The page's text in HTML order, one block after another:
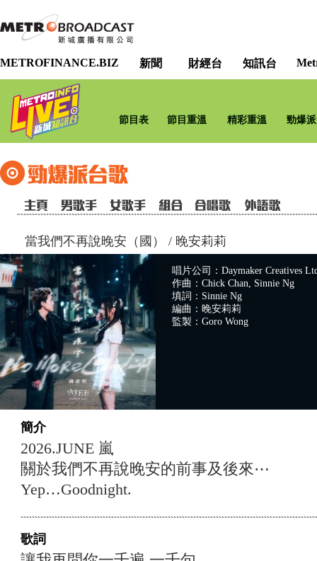
METROFINANCE.BIZ 新聞 財經台 知訊台
節目表 節目重溫 精彩重溫 勁爆
當我們不再說晚安（國） / 晚安莉莉
唱片公司：Daymaker Creatives
作曲：Chick Chan, Sinnie Ng
填詞：Sinnie Ng
編曲：晚安莉莉
監製：Goro Wong
簡介
2026.JUNE 嵐
關於我們不再說晚安的前事及後來⋯
Yep…Goodnight.
歌詞